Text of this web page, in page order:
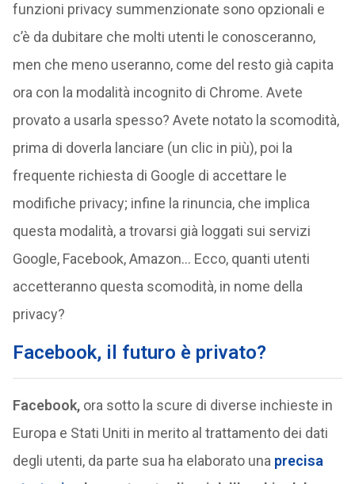
funzioni privacy summenzionate sono opzionali e
c’è da dubitare che molti utenti le conosceranno,
men che meno useranno, come del resto già capita
ora con la modalità incognito di Chrome. Avete
provato a usarla spesso? Avete notato la scomodità,
prima di doverla lanciare (un clic in più), poi la
frequente richiesta di Google di accettare le
modifiche privacy; infine la rinuncia, che implica
questa modalità, a trovarsi già loggati sui servizi
Google, Facebook, Amazon… Ecco, quanti utenti
accetteranno questa scomodità, in nome della
privacy?
Facebook, il futuro è privato?
Facebook,ora sotto la scure di diverse inchieste in
Europa e Stati Uniti in merito al trattamento dei dati
degli utenti, da parte sua ha elaborato una precisa